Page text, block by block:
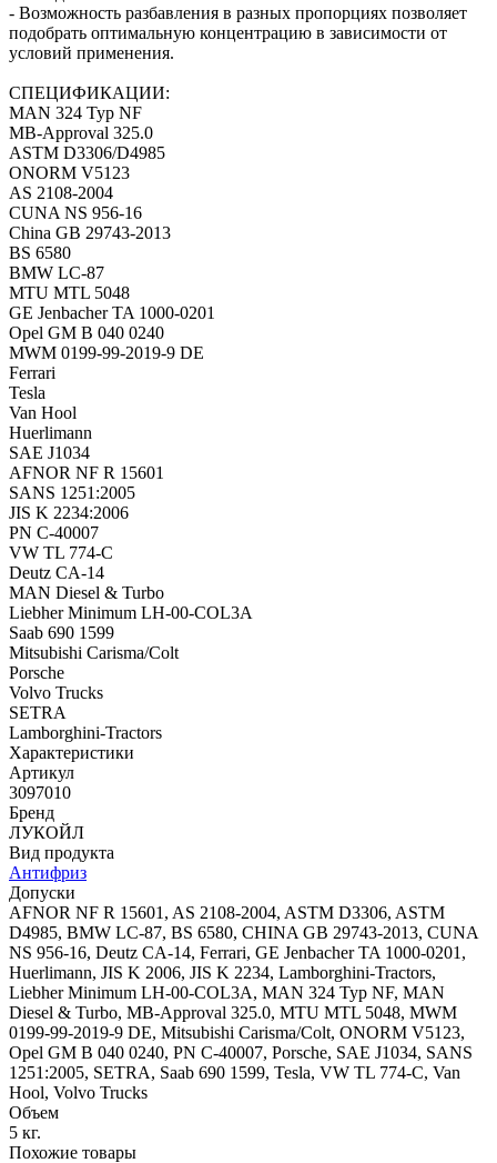
- Возможность разбавления в разных пропорциях позволяет
подобрать оптимальную концентрацию в зависимости от
условий применения.
СПЕЦИФИКАЦИИ:
MAN 324 Typ NF
MB-Approval 325.0
ASTM D3306/D4985
ONORM V5123
AS 2108-2004
CUNA NS 956-16
China GB 29743-2013
BS 6580
BMW LC-87
MTU MTL 5048
GE Jenbacher TA 1000-0201
Opel GM B 040 0240
MWM 0199-99-2019-9 DE
Ferrari
Tesla
Van Hool
Huerlimann
SAE J1034
AFNOR NF R 15601
SANS 1251:2005
JIS K 2234:2006
PN C-40007
VW TL 774-C
Deutz CA-14
MAN Diesel & Turbo
Liebher Minimum LH-00-COL3A
Saab 690 1599
Mitsubishi Carisma/Colt
Porsche
Volvo Trucks
SETRA
Lamborghini-Tractors
Характеристики
Артикул
3097010
Бренд
ЛУКОЙЛ
Вид продукта
Антифриз
Допуски
AFNOR NF R 15601, AS 2108-2004, ASTM D3306, ASTM
D4985, BMW LC-87, BS 6580, CHINA GB 29743-2013, CUNA
NS 956-16, Deutz CA-14, Ferrari, GE Jenbacher TA 1000-0201,
Huerlimann, JIS K 2006, JIS K 2234, Lamborghini-Tractors,
Liebher Minimum LH-00-COL3A, MAN 324 Typ NF, MAN
Diesel & Turbo, MB-Approval 325.0, MTU MTL 5048, MWM
0199-99-2019-9 DE, Mitsubishi Carisma/Colt, ONORM V5123,
Opel GM B 040 0240, PN C-40007, Porsche, SAE J1034, SANS
1251:2005, SETRA, Saab 690 1599, Tesla, VW TL 774-C, Van
Hool, Volvo Trucks
Объем
5 кг.
Похожие товары